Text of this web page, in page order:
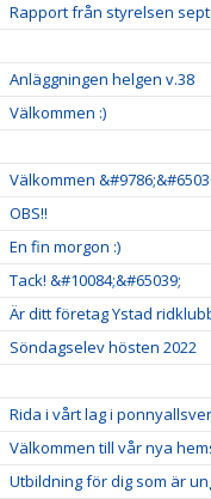
Rapport från styrelsen
Anläggningen helgen v.38
Välkommen :)
Välkommen
OBS!!
En fin morgon :)
Tack! &#10084;&#65039;
Är ditt företag Ystad
Söndagselev hösten 2022
Rida i vårt lag i
Välkommen till vår nya
Utbildning för dig som är